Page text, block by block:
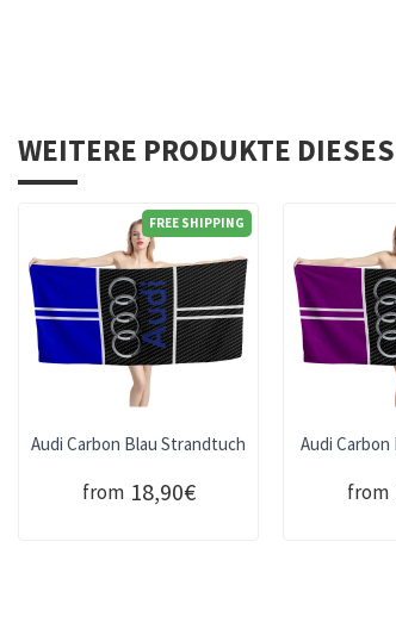
WEITERE PRODUKTE
FREE SHIPPING
Audi Carbon Blau Strandtuch
from 18,90€
Audi
from